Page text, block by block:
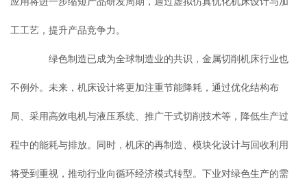
工工艺，提升产品竞争力。
绿色制造已成为全球制造业的共识，金属切削机床行业也
不例外。未来，机床设计将更加注重节能降耗，通过优化结构布
局、采用高效电机与液压系统、推广干式切削技术等，降低生产过
程中的能耗与排放。同时，机床的再制造、模块化设计与回收利用
将受到重视，推动行业向循环经济模式转型。下业对绿色生产的需